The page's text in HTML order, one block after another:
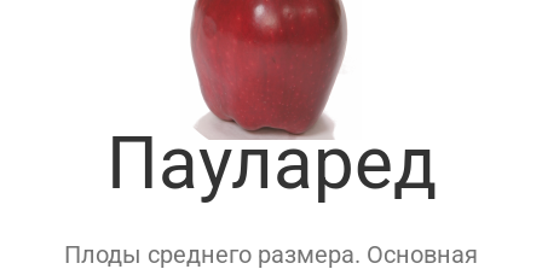
Пауларед
Плоды среднего размера. Основная